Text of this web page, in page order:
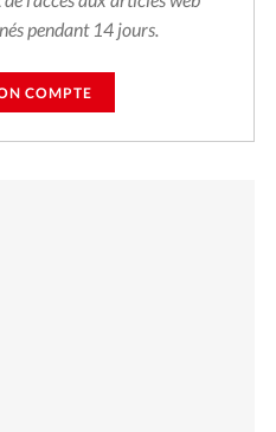
pendant 14 jours.
COMPTE